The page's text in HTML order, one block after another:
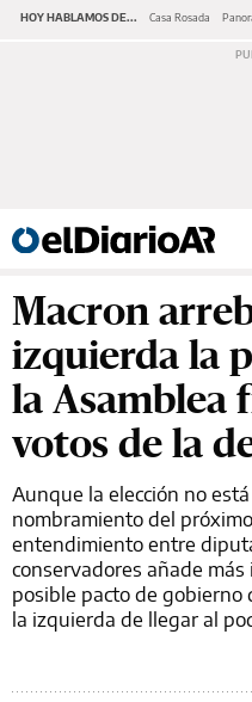
HOY HABLAMOS DE... Casa Rosada
Macron
izquierda la
la Asamblea
votos de la
Aunque la elección no
nombramiento del
entendimiento entre
conservadores añade
posible pacto de
la izquierda de llegar al